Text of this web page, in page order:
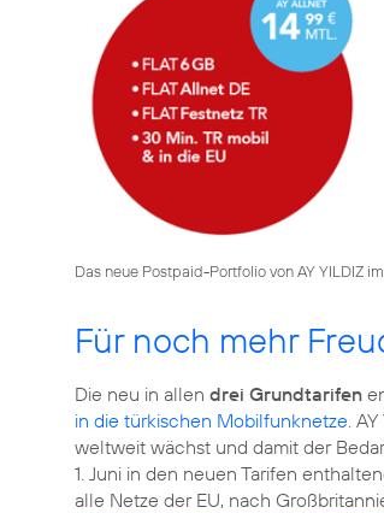
Das neue Postpaid-Portfolio von AY YILDIZ
Für noch mehr
Die neu in allen drei Grundtarifen
in die türkischen Mobilfunknetze .
weltweit wächst und damit der
1. Juni in den neuen Tarifen
alle Netze der EU, nach